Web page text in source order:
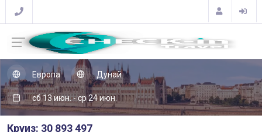
Европа Дунай
сб 13 июн. - ср 24 июн.
Круиз: 30 893 497